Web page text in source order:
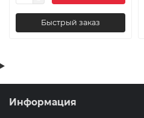
Быстрый заказ
Информация